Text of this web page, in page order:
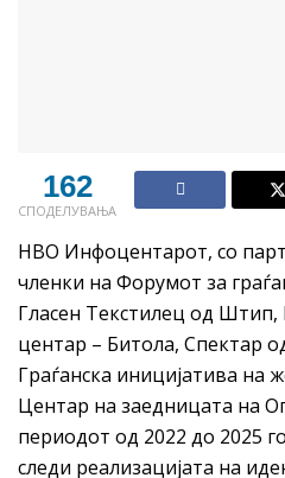
162
СПОДЕЛУВАЊА
НВО Инфоцентарот, со
членки на Форумот за
Гласен Текстилец од
центар – Битола, Спектар
Граѓанска иницијатива на
Центар на заедницата на
периодот од 2022 до 2025
следи реализацијата на